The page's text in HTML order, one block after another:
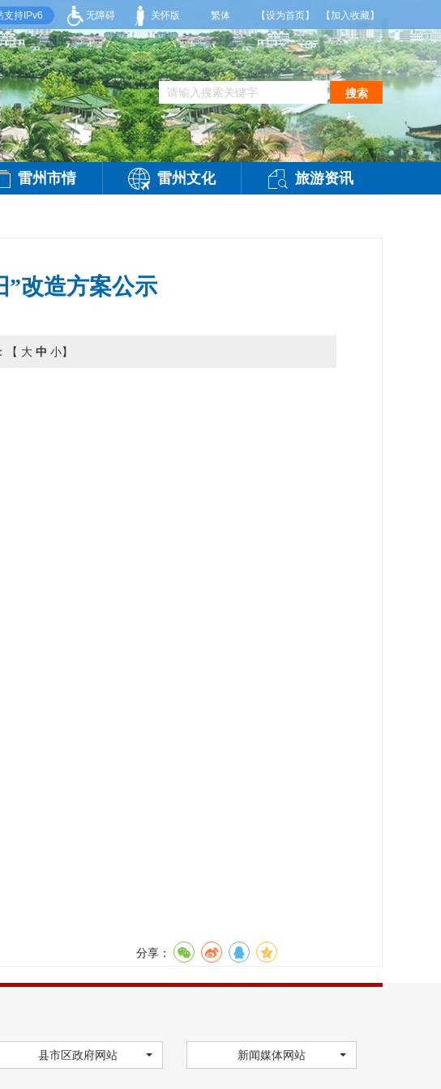
间多云，有雷阵雨，局部大雨，东南风2～3级，气温25～32℃，相对湿度70～95%。雷州市气象台
支持IPv6 无障碍 关怀版 繁体 【设为首页】 【加入收藏】
搜索
雷州市情 雷州文化 旅游资讯
”改造方案公示
【 大 中 小】
分享：
县市区政府网站 新闻媒体网站